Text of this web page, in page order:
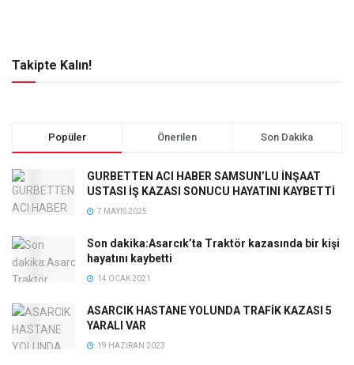
Takipte Kalın!
Popüler Önerilen Son Dakika
GURBETTEN ACI HABER SAMSUN’LU İNŞAAT
USTASI İŞ KAZASI SONUCU HAYATINI KAYBETTİ
7 MAYIS 2025
Son dakika:Asarcık’ta Traktör kazasında bir kişi
hayatını kaybetti
14 OCAK 2021
ASARCIK HASTANE YOLUNDA TRAFİK KAZASI 5
YARALI VAR
19 HAZIRAN 2023